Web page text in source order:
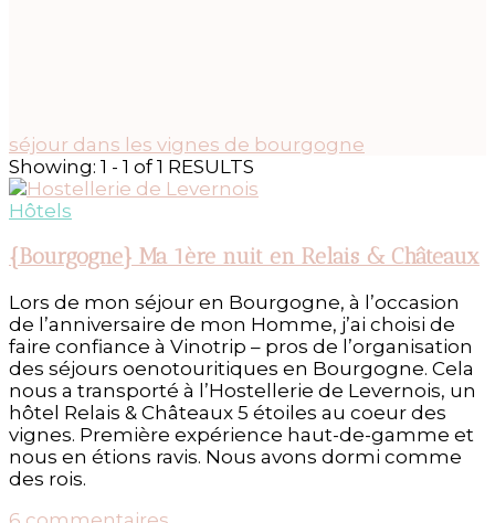
séjour dans les vignes de bourgogne
Showing: 1 - 1 of 1 RESULTS
Hôtels
{Bourgogne} Ma 1ère nuit en Relais & Châteaux
Lors de mon séjour en Bourgogne, à l’occasion
de l’anniversaire de mon Homme, j’ai choisi de
faire confiance à Vinotrip – pros de l’organisation
des séjours oenotouritiques en Bourgogne. Cela
nous a transporté à l’Hostellerie de Levernois, un
hôtel Relais & Châteaux 5 étoiles au coeur des
vignes. Première expérience haut-de-gamme et
nous en étions ravis. Nous avons dormi comme
des rois.